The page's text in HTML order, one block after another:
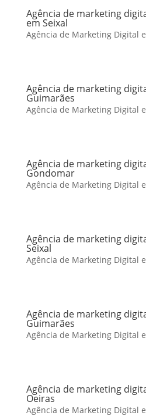
Agência de marketing
em Seixal
Agência de Marketing Digital
Agência de marketing
Guimarães
Agência de Marketing Digital
Agência de marketing
Gondomar
Agência de Marketing Digital
Agência de marketing
Seixal
Agência de Marketing Digital
Agência de marketing
Guimarães
Agência de Marketing Digital
Agência de marketing
Oeiras
Agência de Marketing Digital